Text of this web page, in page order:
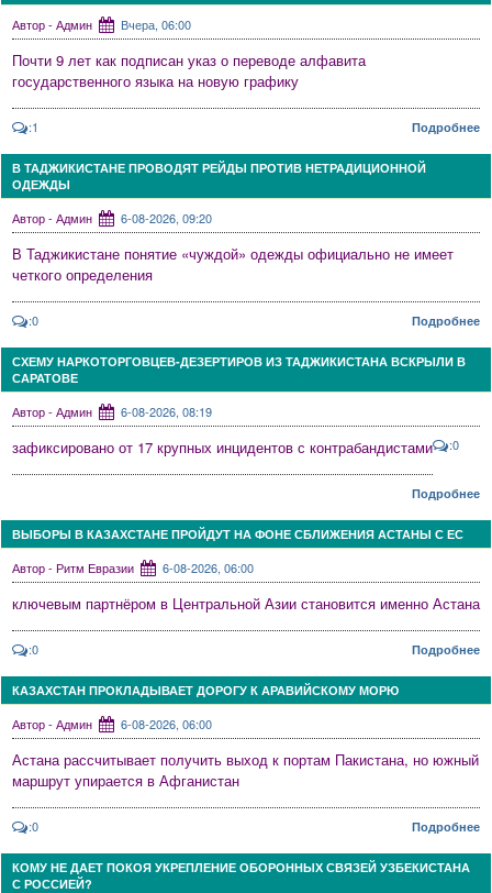
Автор - Админ Вчера, 06:00
Почти 9 лет как подписан указ о переводе алфавита
государственного языка на новую графику
:1 Подробнее
В ТАДЖИКИСТАНЕ ПРОВОДЯТ РЕЙДЫ ПРОТИВ НЕТРАДИЦИОННОЙ
ОДЕЖДЫ
Автор - Админ 6-08-2026, 09:20
В Таджикистане понятие «чуждой» одежды официально не имеет
четкого определения
:0 Подробнее
СХЕМУ НАРКОТОРГОВЦЕВ-ДЕЗЕРТИРОВ ИЗ ТАДЖИКИСТАНА ВСКРЫЛИ В
САРАТОВЕ
Автор - Админ 6-08-2026, 08:19
зафиксировано от 17 крупных инцидентов с контрабандистами :0
Подробнее
ВЫБОРЫ В КАЗАХСТАНЕ ПРОЙДУТ НА ФОНЕ СБЛИЖЕНИЯ АСТАНЫ С ЕС
Автор - Ритм Евразии 6-08-2026, 06:00
ключевым партнёром в Центральной Азии становится именно Астана
:0 Подробнее
КАЗАХСТАН ПРОКЛАДЫВАЕТ ДОРОГУ К АРАВИЙСКОМУ МОРЮ
Автор - Админ 6-08-2026, 06:00
Астана рассчитывает получить выход к портам Пакистана, но южный
маршрут упирается в Афганистан
:0 Подробнее
КОМУ НЕ ДАЕТ ПОКОЯ УКРЕПЛЕНИЕ ОБОРОННЫХ СВЯЗЕЙ УЗБЕКИСТАНА
С РОССИЕЙ?